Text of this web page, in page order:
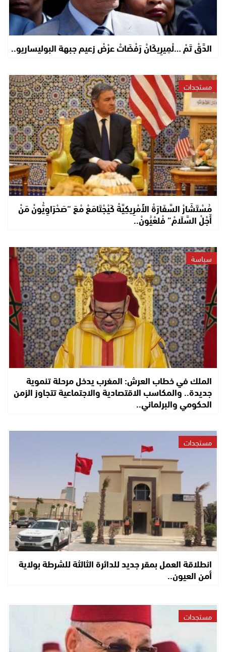
الدَّقْ تَمْ …لْمِيرِيكَانْ رَفْضَاتْ عرْضْ زعيم جبهة البوليساريو..
مستجدات
مُسْتَشَارْ السَّفَارَةْ الأَمْرِيكِيَّةْ كَيْجْتَامَعْ مْعَ “صَحْرَاوِيُّونْ مَنْ
أَجْلْ السَّلَامْ” فْلعْيُونْ..
سياسة
الملك في خطاب العرش: المغرب يدخل مرحلة تنموية
جديدة.. والمكاسب الاقتصادية والاجتماعية تتجاوز الزمن
الحكومي والبرلماني..
مستجدات
انطلاقة العمل بمقر جديد للدائرة الثالثة للشرطة بولاية
أمن العيون..
مستجدات